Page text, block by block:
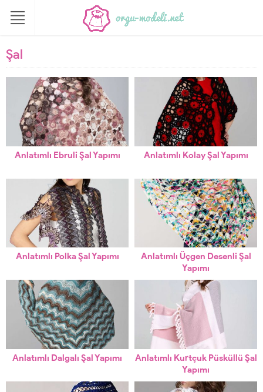
Şal
Anlatımlı Ebruli Şal Yapımı Anlatımlı Kolay Şal Yapımı
Anlatımlı Polka Şal Yapımı
Anlatımlı Üçgen Desenli Şal
Yapımı
Anlatımlı Dalgalı Şal Yapımı
Anlatımlı Kurtçuk Püsküllü Şal
Yapımı